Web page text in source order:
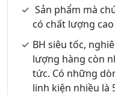
Sản phẩm mà
có chất lượng
BH siêu tốc,
lượng hàng còn
tức. Có những
linh kiện nhiều là